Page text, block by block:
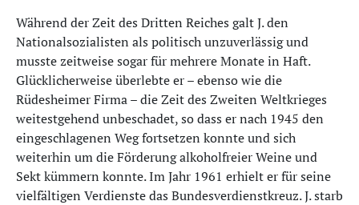
Während der Zeit des Dritten Reiches galt J. den
Nationalsozialisten als politisch unzuverlässig und
musste zeitweise sogar für mehrere Monate in Haft.
Glücklicherweise überlebte er – ebenso wie die
Rüdesheimer Firma – die Zeit des Zweiten Weltkrieges
weitestgehend unbeschadet, so dass er nach 1945 den
eingeschlagenen Weg fortsetzen konnte und sich
weiterhin um die Förderung alkoholfreier Weine und
Sekt kümmern konnte. Im Jahr 1961 erhielt er für seine
vielfältigen Verdienste das Bundesverdienstkreuz. J. starb